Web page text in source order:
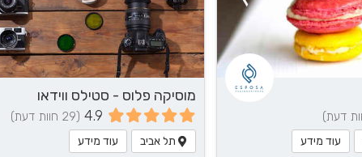
עוד מידע
מוסיקה פלוס - סטילס ווידאו
4.9 (29 חוות דעת)
תל אביב עוד מידע